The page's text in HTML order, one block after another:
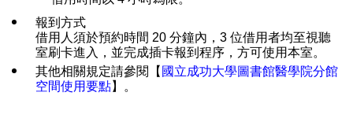
報到方式
借用人須於預約時間 20 分鐘內，3 位借用者均至視聽
室刷卡進入，並完成插卡報到程序，方可使用本室。
其他相關規定請參閱【 國立成功大學圖書館醫學院分館
空間使用要點】。